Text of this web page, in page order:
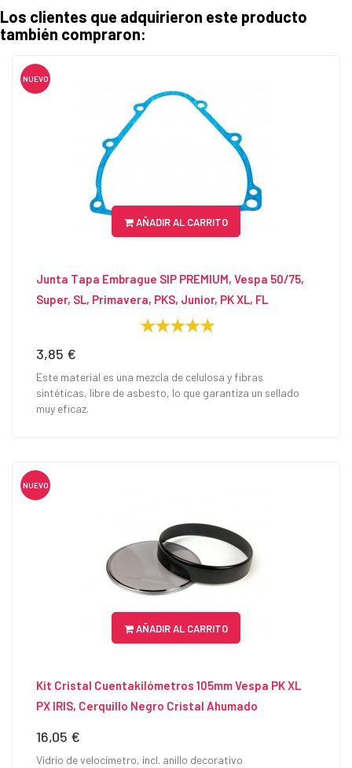
Los clientes que adquirieron este producto
también compraron:
NUEVO
AÑADIR AL CARRITO
Junta Tapa Embrague SIP PREMIUM, Vespa 50/75,
Super, SL, Primavera, PKS, Junior, PK XL, FL
Precio
3,85 €
Este material es una mezcla de celulosa y fibras
sintéticas, libre de asbesto, lo que garantiza un sellado
muy eficaz.
NUEVO
AÑADIR AL CARRITO
Kit Cristal Cuentakilómetros 105mm Vespa PK XL
PX IRIS, Cerquillo Negro Cristal Ahumado
Precio
16,05 €
Vidrio de velocímetro, incl. anillo decorativo